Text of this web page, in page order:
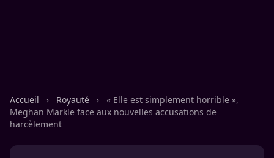
Accueil › Royauté ›
« Elle est simplement horrible »,
Meghan Markle face aux nouvelles accusations de
harcèlement